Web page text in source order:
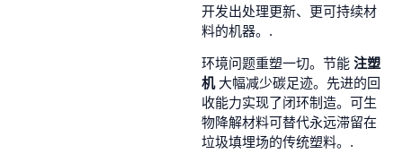
开发出处理更新、更可持续材
料的机器。.
环境问题重塑一切。节能 注塑
机大幅减少碳足迹。先进的回
收能力实现了闭环制造。可生
物降解材料可替代永远滞留在
垃圾填埋场的传统塑料。.